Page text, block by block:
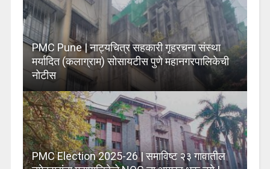
PMC Pune | नाट्यचित्र सहकारी गृहरचना संस्था
मर्यादित (कलाग्राम) सोसायटीस पुणे महानगरपालिकेची
नोटीस
PMC Election 2025-26 | समाविष्ट २३ गावातील